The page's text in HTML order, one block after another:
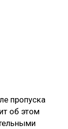
пропуска
об этом